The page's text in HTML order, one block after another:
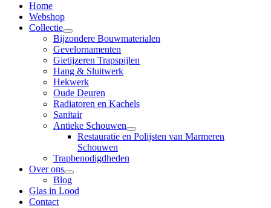
Home
Webshop
Collectie
Bijzondere Bouwmaterialen
Gevelornamenten
Gietijzeren Trapspijlen
Hang & Sluitwerk
Hekwerk
Oude Deuren
Radiatoren en Kachels
Sanitair
Antieke Schouwen
Restauratie en Polijsten van Marmeren
Schouwen
Trapbenodigdheden
Over ons
Blog
Glas in Lood
Contact